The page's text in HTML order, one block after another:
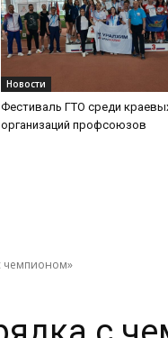
Новости
Фестиваль ГТО среди
организаций профсоюзов